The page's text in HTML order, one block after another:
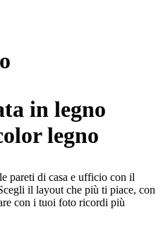
in legno
legno
pareti di casa e ufficio con il
il layout che più ti piace, con
con i tuoi foto ricordi più